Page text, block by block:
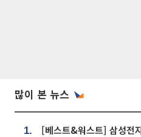
많이 본 뉴스
1.